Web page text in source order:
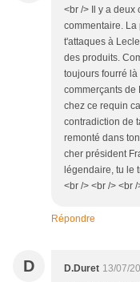
<br /> Il y a deux
commentaire. La
t'attaques à
des produits.
toujours fourré là
commerçants de
chez ce requin
contradiction de
remonté dans
cher président
légendaire, tu le
<br /> <br /> <br
Répondre
D D.Duret 13/07/